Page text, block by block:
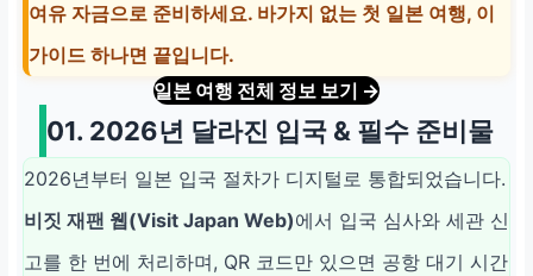
로그, 현금 5~7만
환전 수수료 0% 카
드 + ATM 수수료
확인
여유 자금으로 준비하세요. 바가지 없는 첫 일본 여행, 이
가이드 하나면 끝입니다.
일본 여행 전체 정보 보기 →
01. 2026년 달라진 입국 & 필수 준비물
2026년부터 일본 입국 절차가 디지털로 통합되었습니다.
비짓 재팬 웹(Visit Japan Web)에서 입국 심사와 세관 신
고를 한 번에 처리하며, QR 코드만 있으면 공항 대기 시간